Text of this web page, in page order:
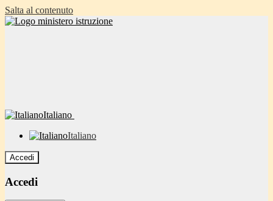
Salta al contenuto
Italiano
Italiano
Accedi
Accedi